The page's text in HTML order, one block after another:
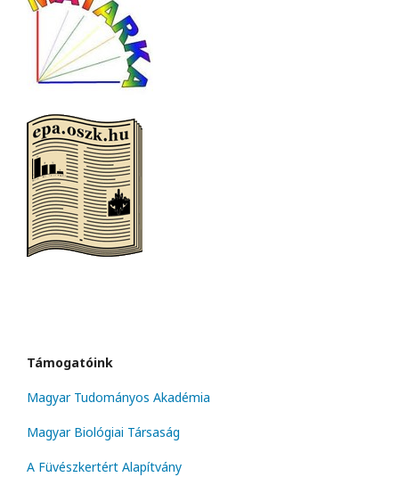
Támogatóink
Magyar Tudományos Akadémia
Magyar Biológiai Társaság
A Füvészkertért Alapítvány